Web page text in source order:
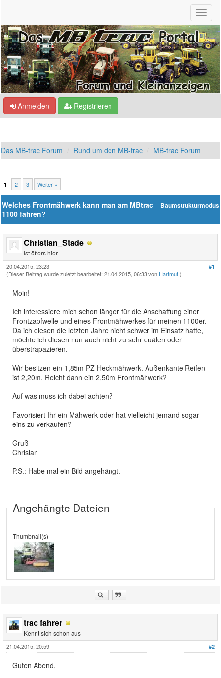
Anmelden Registrieren
Das MB-trac Forum Rund um den MB-trac MB-trac Forum
1 2 3 Weiter »
Baumstrukturmodus
Welches Frontmähwerk kann man am MBtrac
1100 fahren?
Christian_Stade
Ist öfters hier
#1
20.04.2015, 23:23
(Dieser Beitrag wurde zuletzt bearbeitet: 21.04.2015, 06:33 von Hartmut.)
Moin!
Ich interessiere mich schon länger für die Anschaffung einer
Frontzapfwelle und eines Frontmähwerkes für meinen 1100er.
Da ich diesen die letzten Jahre nicht schwer im Einsatz hatte,
möchte ich diesen nun auch nicht zu sehr quälen oder
überstrapazieren.
Wir besitzen ein 1,85m PZ Heckmähwerk. Außenkante Reifen
ist 2,20m. Reicht dann ein 2,50m Frontmähwerk?
Auf was muss ich dabei achten?
Favorisiert Ihr ein Mähwerk oder hat vielleicht jemand sogar
eins zu verkaufen?
Gruß
Chrisian
P.S.: Habe mal ein Bild angehängt.
Angehängte Dateien
Thumbnail(s)
trac fahrer
Kennt sich schon aus
#2
21.04.2015, 20:59
Guten Abend,